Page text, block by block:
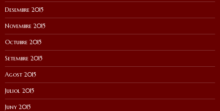
Desembre 2015
Novembre 2015
Octubre 2015
Setembre 2015
Agost 2015
Juliol 2015
Juny 2015